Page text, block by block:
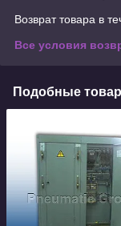
Возврат товара в
Все условия
Подобные